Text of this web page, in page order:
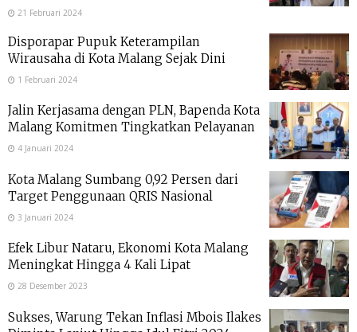
21 Februari 2024
Disporapar Pupuk Keterampilan
Wirausaha di Kota Malang Sejak Dini
1 Februari 2024
Jalin Kerjasama dengan PLN, Bapenda Kota
Malang Komitmen Tingkatkan Pelayanan
4 Januari 2024
Kota Malang Sumbang 0,92 Persen dari
Target Penggunaan QRIS Nasional
3 Januari 2024
Efek Libur Nataru, Ekonomi Kota Malang
Meningkat Hingga 4 Kali Lipat
28 Desember 2023
Sukses, Warung Tekan Inflasi Mbois Ilakes